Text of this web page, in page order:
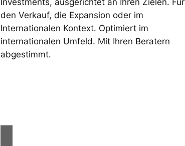
Investments, ausgerichtet an Ihren Zielen. Für
den Verkauf, die Expansion oder im
Internationalen Kontext. Optimiert im
internationalen Umfeld. Mit Ihren Beratern
abgestimmt.